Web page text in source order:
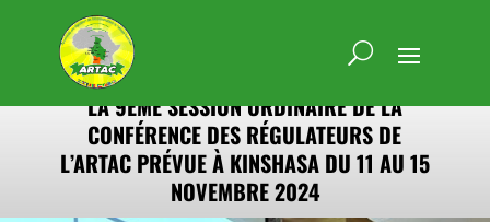
LA 9ÈME SESSION ORDINAIRE DE LA
CONFÉRENCE DES RÉGULATEURS DE
L’ARTAC PRÉVUE À KINSHASA DU 11 AU 15
NOVEMBRE 2024